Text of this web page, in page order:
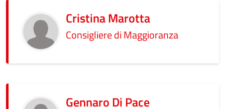
Cristina Marotta
Consigliere di Maggioranza
Gennaro Di Pace